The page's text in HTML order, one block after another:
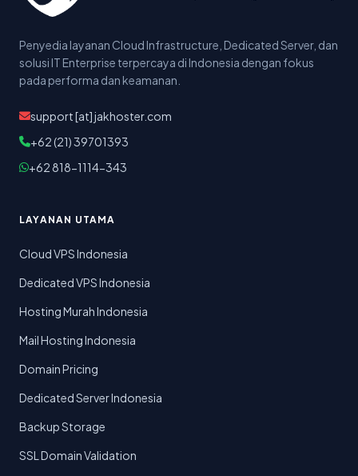
Penyedia layanan Cloud Infrastructure, Dedicated Server, dan
solusi IT Enterprise terpercaya di Indonesia dengan fokus
pada performa dan keamanan.
support [at] jakhoster.com
+62 (21) 39701393
+62 818-1114-343
LAYANAN UTAMA
Cloud VPS Indonesia
Dedicated VPS Indonesia
Hosting Murah Indonesia
Mail Hosting Indonesia
Domain Pricing
Dedicated Server Indonesia
Backup Storage
SSL Domain Validation